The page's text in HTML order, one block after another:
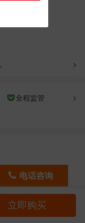
立即购买
,
全程监管
电话咨询